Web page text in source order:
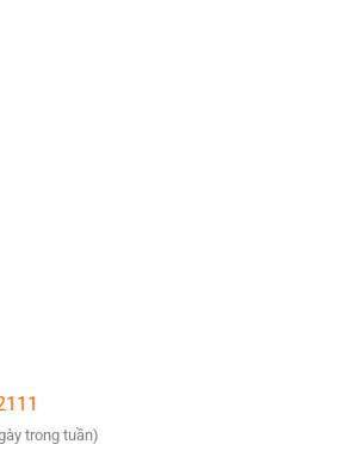
trong tuần)